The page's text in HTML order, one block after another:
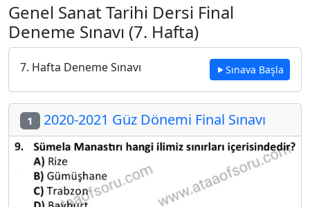
Genel Sanat Tarihi Dersi Final
Deneme Sınavı (7. Hafta)
7. Hafta Deneme Sınavı Sınava Başla
1 2020-2021 Güz Dönemi Final Sınavı